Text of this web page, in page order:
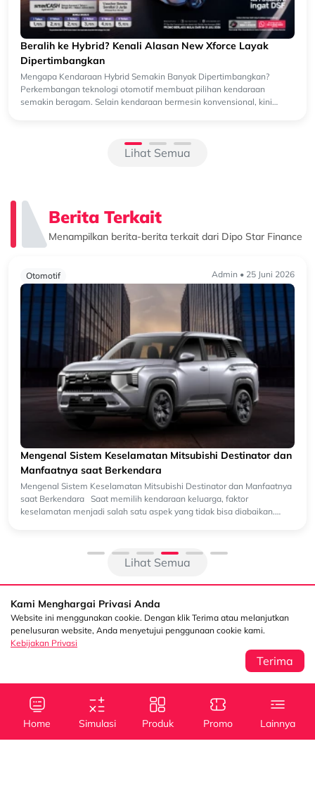
Beralih ke Hybrid? Kenali Alasan New Xforce Layak
Dipertimbangkan
Mengapa Kendaraan Hybrid Semakin Banyak Dipertimbangkan?
Perkembangan teknologi otomotif membuat pilihan kendaraan
semakin beragam. Selain kendaraan bermesin konvensional, kini
Lihat Semua
Berita Terkait
Menampilkan berita-berita terkait dari Dipo Star Finance
Otomotif Admin • 25 Juni 2026
Mengenal Sistem Keselamatan Mitsubishi Destinator dan
Manfaatnya saat Berkendara
Mengenal Sistem Keselamatan Mitsubishi Destinator dan Manfaatnya
saat Berkendara Saat memilih kendaraan keluarga, faktor
keselamatan menjadi salah satu aspek yang tidak bisa diabaikan.
Lihat Semua
Kami Menghargai Privasi Anda
Website ini menggunakan cookie. Dengan klik Terima atau melanjutkan
penelusuran website, Anda menyetujui penggunaan cookie kami.
Kebijakan Privasi
Terima
Sentral Senayan 2,
3rd Floor Jl. Asia
Afrika No. 8 Senayan
Home Simulasi Produk Promo Lainnya